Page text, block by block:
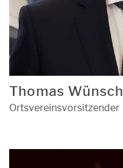
Thomas Wünsch
Ortsvereinsvorsitzender